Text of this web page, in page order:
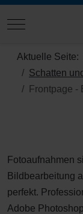
Mobile Menu
Aktuelle Seite:
Schatten
Frontpage -
Fotoaufnahmen
Bildbearbeitung
perfekt.
Adobe